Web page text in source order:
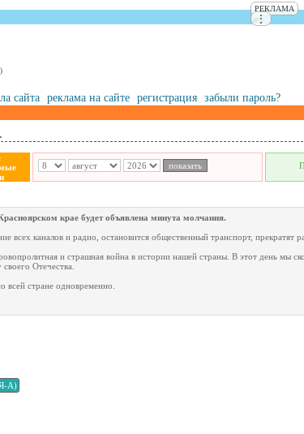
РЕКЛАМА
⋮
сайта реклама на сайте регистрация забыли пароль?
крае будет объявлена минута молчания.
всех каналов и радио, остановится общественный транспорт, прекратят
и страшная война в истории нашей страны. В этот день мы
Отечества.
всей стране одновременно.